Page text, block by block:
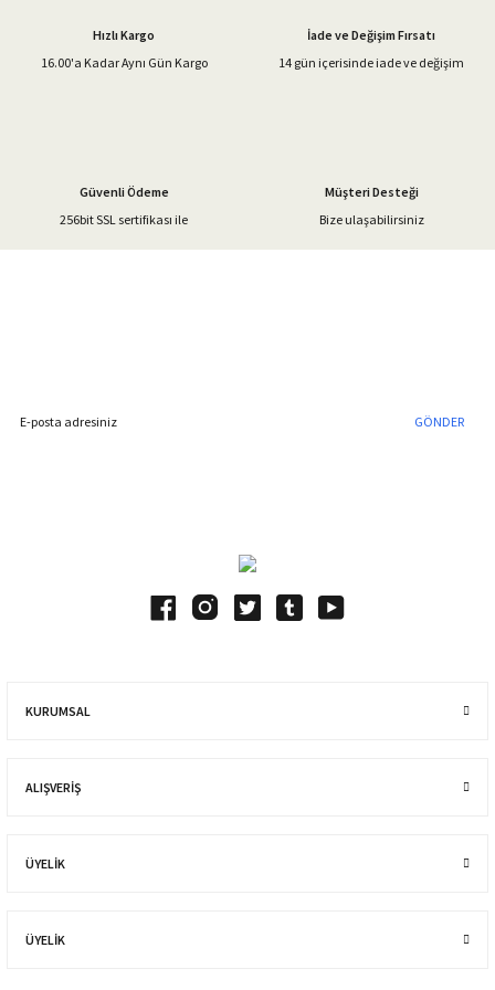
Ürün bilgilerinde hatalar bulunuyor.
Gönder
Hızlı Kargo
16.00'a Kadar Aynı Gün Kargo
İade ve Değişim Fırsatı
14 gün içerisinde iade ve değişim
Güvenli Ödeme
256bit SSL sertifikası ile
Müşteri Desteği
Bize ulaşabilirsiniz
GÖNDER
KURUMSAL
ALIŞVERIŞ
ÜYELİK
ÜYELİK